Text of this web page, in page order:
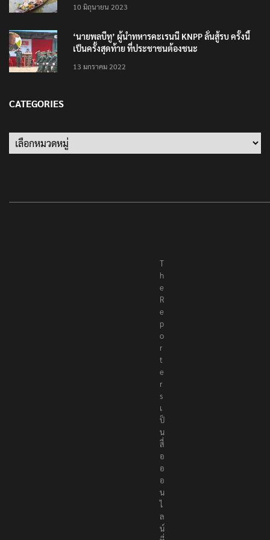
10 มิถุนายน 2023
‘นายพลบีทู’ ผู้นำทหารคะเรนนี KNPP ลั่นสู้รบ ครั้งนี้
เป็นครั้งสุดท้าย ที่ประชาชนต้องชนะ
13 มกราคม 2022
CATEGORIES
Categories
T
h
e
R
e
p
o
r
t
e
r
s
เ
ป็
น
สื่
อ
อ
อ
น
ไ
ล
น์